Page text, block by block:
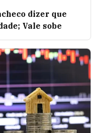
dizer que
Vale sobe